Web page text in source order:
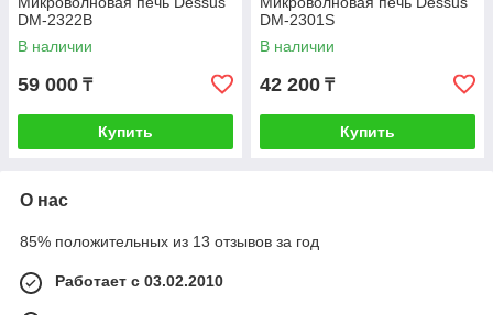
DM-2322B
В наличии
59 000 ₸
Купить
DM-2301S
В наличии
42 200 ₸
Купить
О нас
85% положительных из 13 отзывов за год
Работает с 03.02.2010